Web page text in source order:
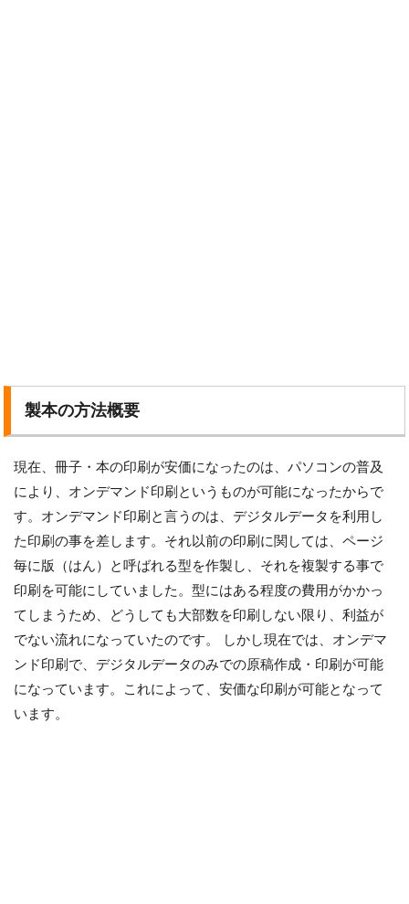
製本の方法概要
現在、冊子・本の印刷が安価になったのは、パソコンの普及
により、オンデマンド印刷というものが可能になったからで
す。オンデマンド印刷と言うのは、デジタルデータを利用し
た印刷の事を差します。それ以前の印刷に関しては、ページ
毎に版（はん）と呼ばれる型を作製し、それを複製する事で
印刷を可能にしていました。型にはある程度の費用がかかっ
てしまうため、どうしても大部数を印刷しない限り、利益が
でない流れになっていたのです。 しかし現在では、オンデマ
ンド印刷で、デジタルデータのみでの原稿作成・印刷が可能
になっています。これによって、安価な印刷が可能となって
います。